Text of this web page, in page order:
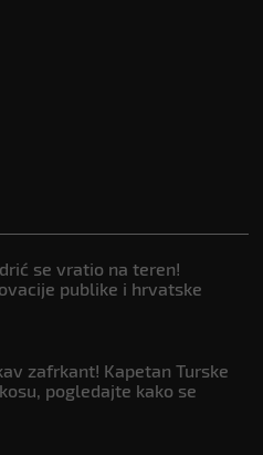
se vratio na teren!
publike i hrvatske
zafrkant! Kapetan Turske
pogledajte kako se